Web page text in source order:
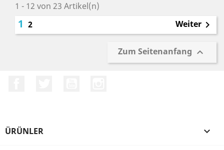
1 - 12 von 23 Artikel(n)
1 2 Weiter 
Zum Seitenanfang 
ÜRÜNLER 